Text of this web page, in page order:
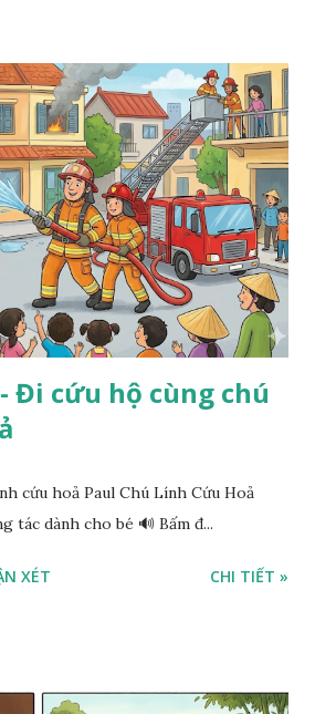
Đi cứu hộ cùng chú
cứu hoả Paul Chú Lính Cứu Hoả
tác dành cho bé 🔊 Bấm đ...
XÉT CHI TIẾT »